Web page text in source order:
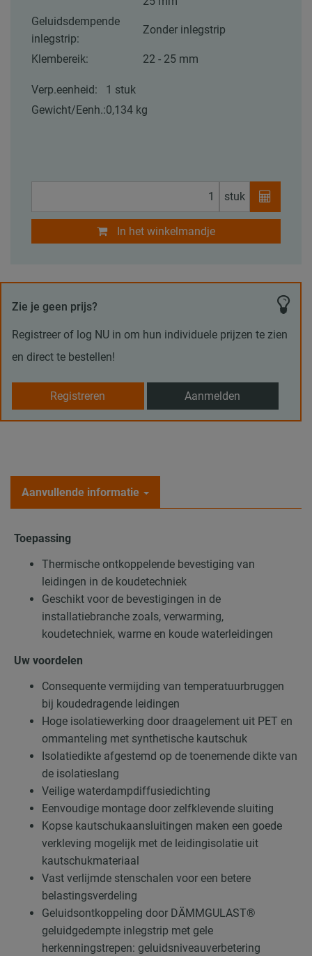
Geluidsdempende
inlegstrip:
Zonder inlegstrip
Klembereik: 22 - 25 mm
Verp.eenheid:
1 stuk
Gewicht/Eenh.:0,134 kg
stuk
In het winkelmandje
Zie je geen prijs?
Registreer of log NU in om hun individuele prijzen te zien
en direct te bestellen!
Registreren Aanmelden
Aanvullende informatie
Toepassing
Thermische ontkoppelende bevestiging van
leidingen in de koudetechniek
Geschikt voor de bevestigingen in de
installatiebranche zoals, verwarming,
koudetechniek, warme en koude waterleidingen
Uw voordelen
Consequente vermijding van temperatuurbruggen
bij koudedragende leidingen
Hoge isolatiewerking door draagelement uit PET en
ommanteling met synthetische kautschuk
Isolatiedikte afgestemd op de toenemende dikte van
de isolatieslang
Veilige waterdampdiffusiedichting
Eenvoudige montage door zelfklevende sluiting
Kopse kautschukaansluitingen maken een goede
verkleving mogelijk met de leidingisolatie uit
kautschukmateriaal
Vast verlijmde stenschalen voor een betere
belastingsverdeling
Geluidsontkoppeling door DÄMMGULAST®
geluidgedempte inlegstrip met gele
herkenningstrepen: geluidsniveauverbetering